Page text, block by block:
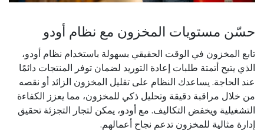
حسّن مستويات المخزون مع نظام أودو
تابع المخزون في الوقت الحقيقي بسهولة باستخدام نظام أودو،
الذي يتيح أتمتة طلبات إعادة التوريد لضمان توفر المنتجات دائمًا
عند الحاجة. يساعدك النظام على تقليل المخزون الزائد أو نقصه
من خلال مراقبة دقيقة وتحليل ذكي للمخزون، مما يعزز الكفاءة
التشغيلية ويخفض التكاليف. مع أودو، يمكن لتجار التجزئة تحقيق
إدارة مثالية للمخزون تدعم نجاح أعمالهم.